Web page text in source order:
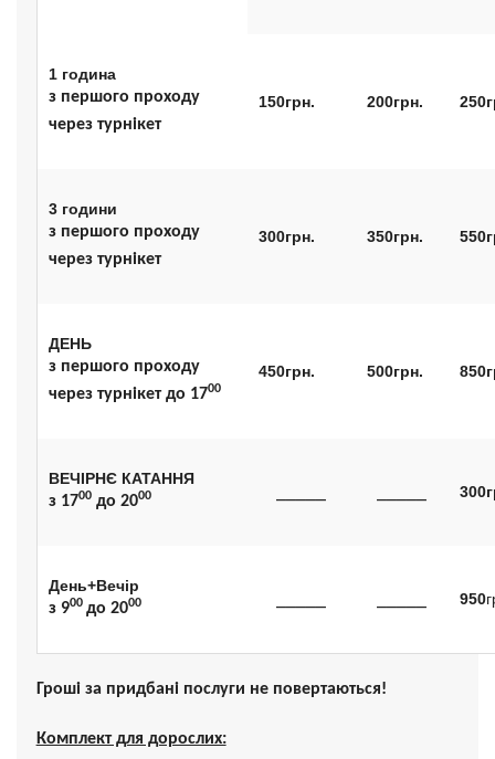
1 година
з першого проходу
черезтурнікет
150грн. 200грн. 250
3 години
з першого проходу
через турнікет
300грн. 350грн. 550
ДЕНЬ
з першого проходу
через турнікетдо 1700
450грн. 500грн. 850
ВЕЧІРНЄКАТАННЯ
з1700до 2000 300
День+Вечір
з 900 до 2000 950
Гроші за придбані послуги не повертаються!
Комплект для дорослих: